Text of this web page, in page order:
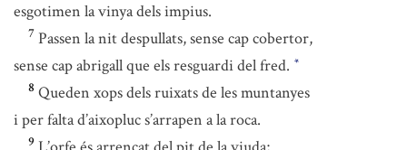
esgotimen la vinya dels impius.
7 Passen la nit despullats, sense cap cobertor,
sense cap abrigall que els resguardi del fred. *
8 Queden xops dels ruixats de les muntanyes
i per falta d’aixopluc s’arrapen a la roca.
9